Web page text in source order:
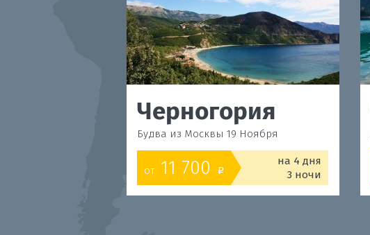
Черногория
Будва из Москвы 19 Ноября
от 11 700 o
на 4 дня
3 ночи